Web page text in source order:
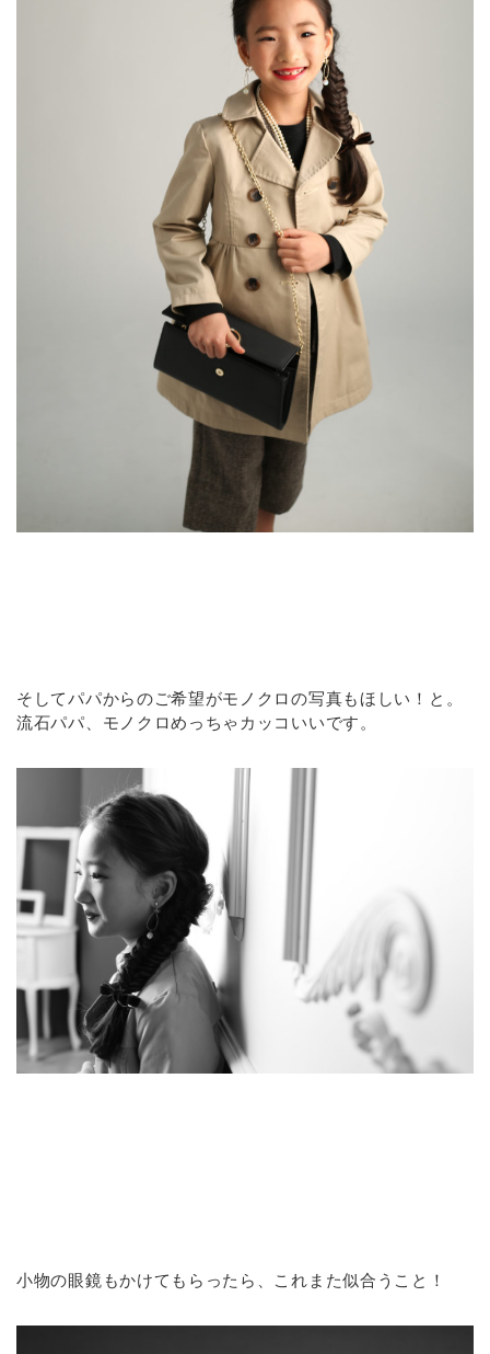
そしてパパからのご希望がモノクロの写真もほしい！と。
流石パパ、モノクロめっちゃカッコいいです。
小物の眼鏡もかけてもらったら、これまた似合うこと！